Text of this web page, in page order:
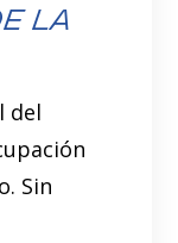
la
del
Sin